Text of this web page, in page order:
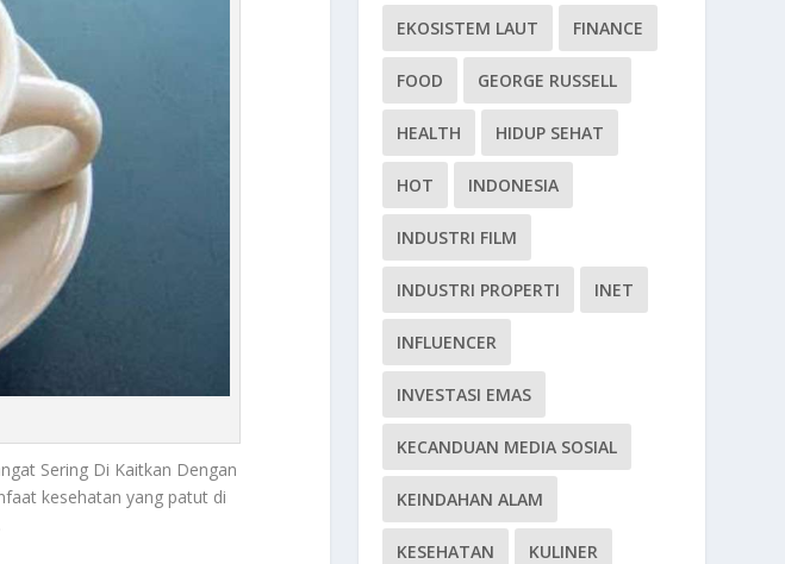
Sering Di Kaitkan Dengan
kesehatan yang patut di
EKOSISTEM LAUT FINANCE
FOOD GEORGE RUSSELL
HEALTH HIDUP SEHAT
HOT INDONESIA
INDUSTRI FILM
INDUSTRI PROPERTI INET
INFLUENCER
INVESTASI EMAS
KECANDUAN MEDIA SOSIAL
KEINDAHAN ALAM
KESEHATAN KULINER